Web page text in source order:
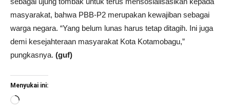
masyarakat, bahwa PBB-P2 merupakan kewajiban sebagai
warga negara. “Yang belum lunas harus tetap ditagih. Ini juga
demi kesejahteraan masyarakat Kota Kotamobagu,”
pungkasnya. (guf)
Menyukai ini:
Memuat...